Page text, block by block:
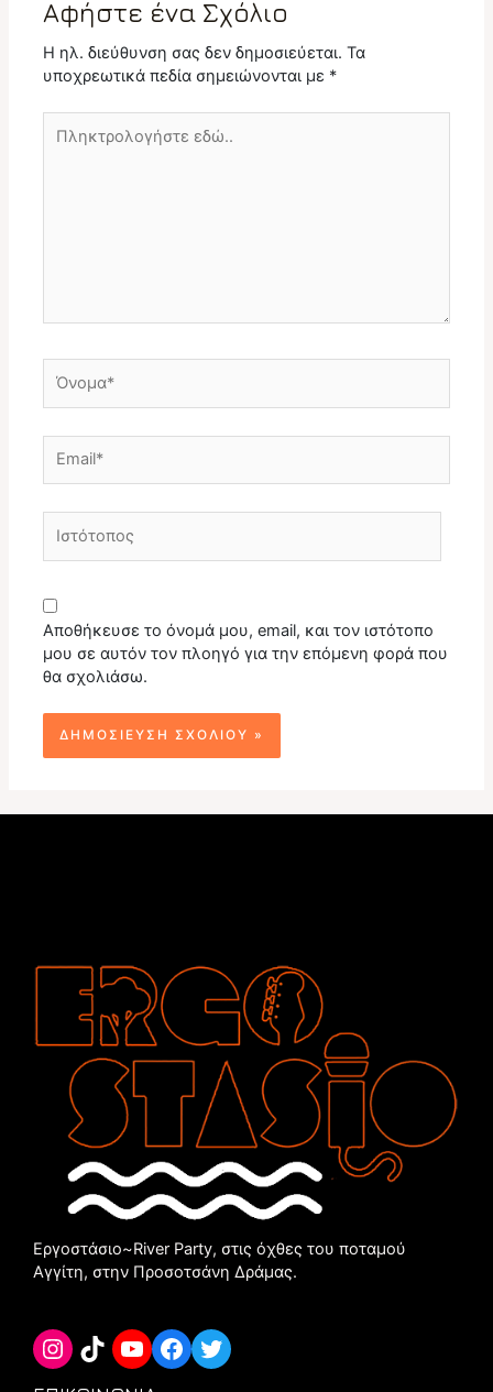
Αφήστε ένα Σχόλιο
Η ηλ. διεύθυνση σας δεν δημοσιεύεται. Τα
υποχρεωτικά πεδία σημειώνονται με *
εδώ..
Αποθήκευσε το όνομά μου, email, και τον ιστότοπο
μου σε αυτόν τον πλοηγό για την επόμενη φορά που
θα σχολιάσω.
Εργοστάσιο~River Party, στις όχθες του ποταμού
Αγγίτη, στην Προσοτσάνη Δράμας.
Instagram
TikTokYouTube
Facebook
Twitter